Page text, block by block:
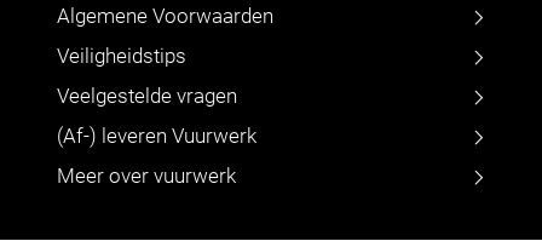
Algemene Voorwaarden
Veiligheidstips
Veelgestelde vragen
(Af-) leveren Vuurwerk
Meer over vuurwerk